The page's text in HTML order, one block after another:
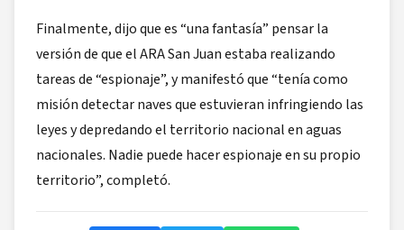
Finalmente, dijo que es “una fantasía” pensar la
versión de que el ARA San Juan estaba realizando
tareas de “espionaje”, y manifestó que “tenía como
misión detectar naves que estuvieran infringiendo las
leyes y depredando el territorio nacional en aguas
nacionales. Nadie puede hacer espionaje en su propio
territorio”, completó.